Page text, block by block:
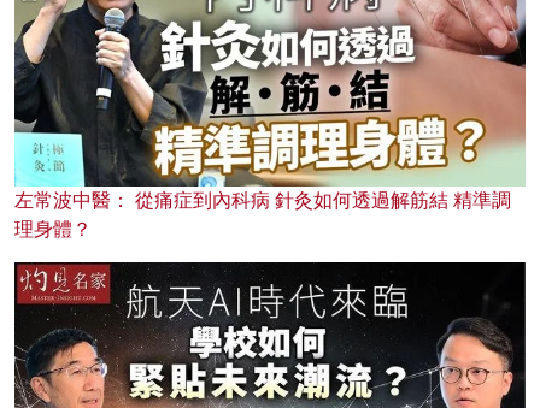
左常波中醫： 從痛症到內科病 針灸如何透過解筋結 精準調
理身體？